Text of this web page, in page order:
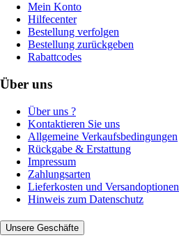
Mein Konto
Hilfecenter
Bestellung verfolgen
Bestellung zurückgeben
Rabattcodes
Über uns
Über uns ?
Kontaktieren Sie uns
Allgemeine Verkaufsbedingungen
Rückgabe & Erstattung
Impressum
Zahlungsarten
Lieferkosten und Versandoptionen
Hinweis zum Datenschutz
Unsere Geschäfte